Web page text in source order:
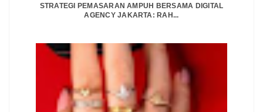
STRATEGI PEMASARAN AMPUH BERSAMA DIGITAL
AGENCY JAKARTA: RAH...